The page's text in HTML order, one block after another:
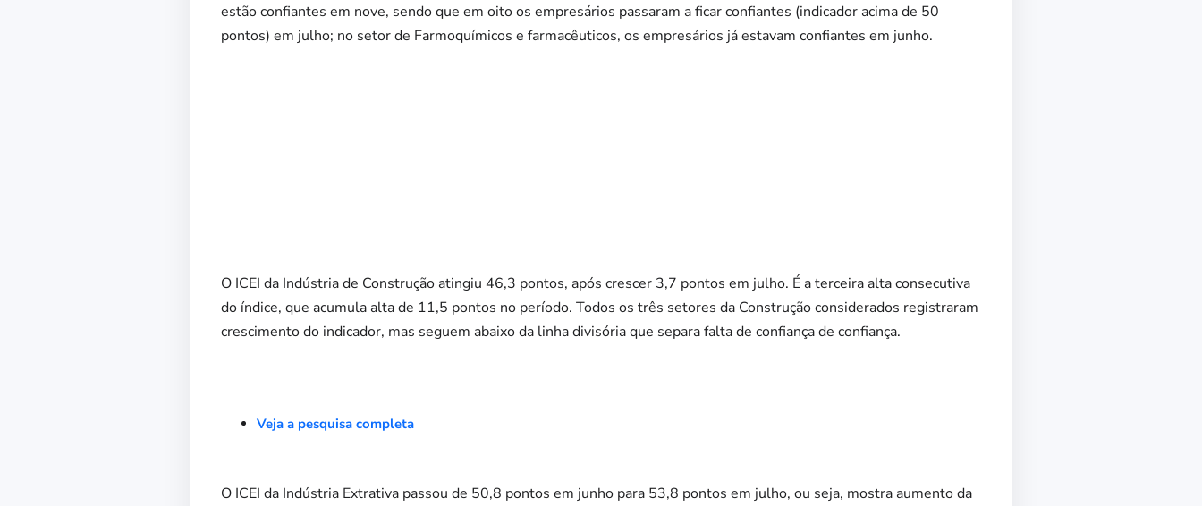
estão confiantes em nove, sendo que em oito os empresários passaram a ficar confiantes (indicador acima de 50
pontos) em julho; no setor de Farmoquímicos e farmacêuticos, os empresários já estavam confiantes em junho.
O ICEI da Indústria de Construção atingiu 46,3 pontos, após crescer 3,7 pontos em julho. É a terceira alta consecutiva
do índice, que acumula alta de 11,5 pontos no período. Todos os três setores da Construção considerados registraram
crescimento do indicador, mas seguem abaixo da linha divisória que separa falta de confiança de confiança.
Veja a pesquisa completa
O ICEI da Indústria Extrativa passou de 50,8 pontos em junho para 53,8 pontos em julho, ou seja, mostra aumento da